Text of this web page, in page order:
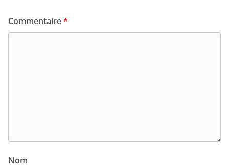
Commentaire*
Nom